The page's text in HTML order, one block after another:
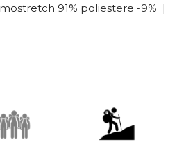
91% poliestere -9% |